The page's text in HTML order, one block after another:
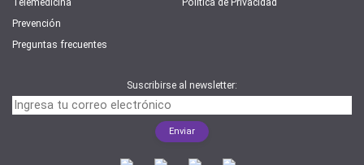
Telemedicina
Prevención
Preguntas frecuentes
Política de Privacidad
Suscribirse al newsletter: